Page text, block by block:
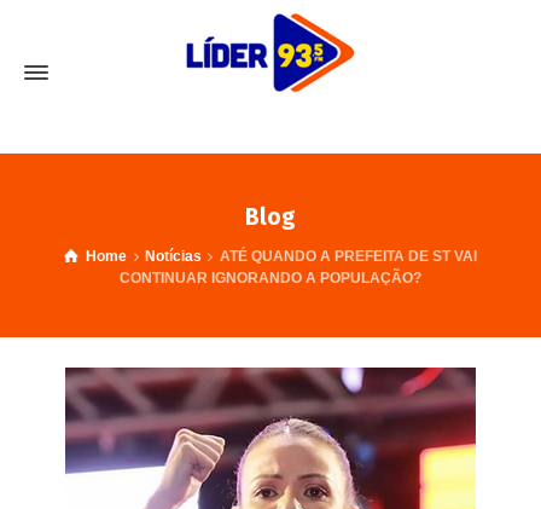
Blog
Home Notícias
ATÉ QUANDO A PREFEITA DE ST VAI
CONTINUAR IGNORANDO A POPULAÇÃO?